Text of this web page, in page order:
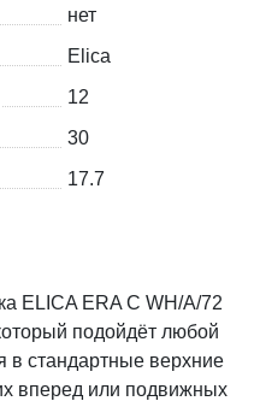
нет
Elica
12
30
17.7
ELICA ERA C WH/A/72
подойдёт любой
в стандартные верхние
вперед или подвижных